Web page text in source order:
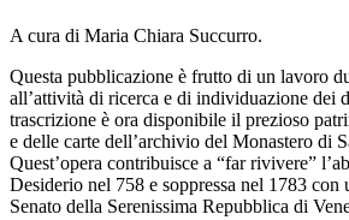
A cura di Maria Chiara Succurro.
Questa pubblicazione è frutto di un lavoro
all’attività di ricerca e di individuazione dei
trascrizione è ora disponibile il prezioso
e delle carte dell’archivio del Monastero di
Quest’opera contribuisce a “far rivivere”
Desiderio nel 758 e soppressa nel 1783 con
Senato della Serenissima Repubblica di